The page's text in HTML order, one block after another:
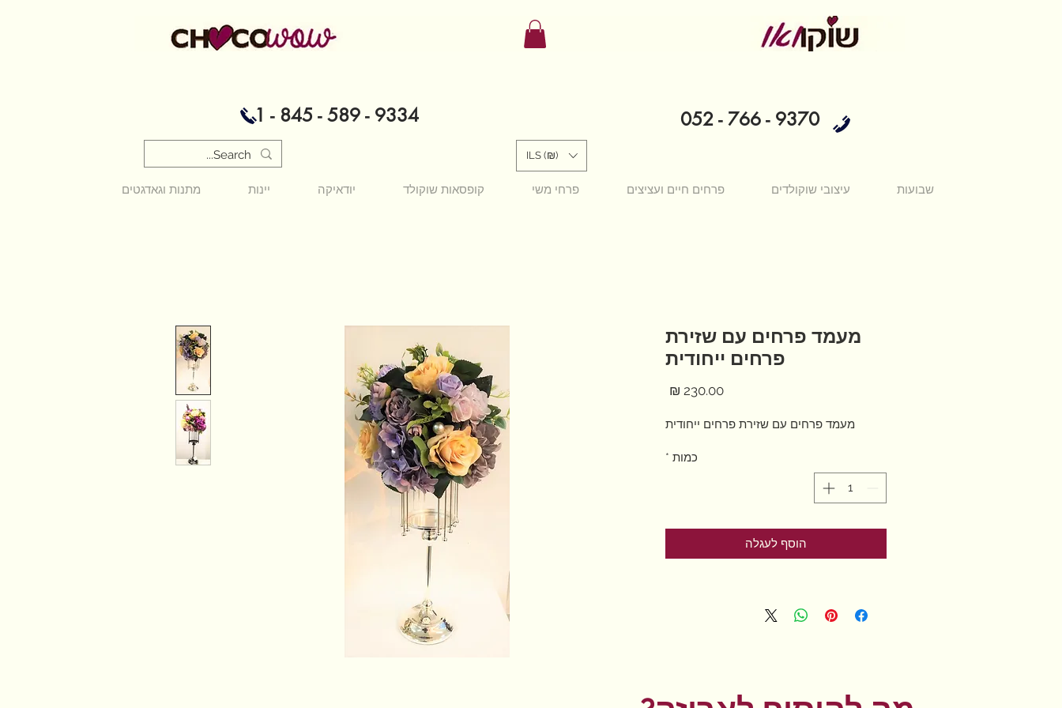
1 - 845 - 589 - 9334 052 - 766 - 9370
ILS (₪)
מתנות וגאדגטים יינות יודאיקה קופסאות שוקולד פרחי משי פרחים חיים ועציצים עיצובי שוקולדים שבועות
מעמד פרחים עם שזירת
פרחים ייחודית
מעמד פרחים עם שזירת פרחים ייחודית
כמות *
הוסף לעגלה